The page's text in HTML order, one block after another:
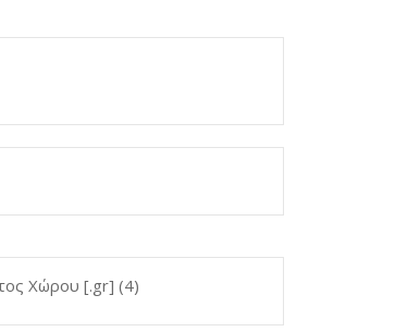
Χώρου [.gr] (4)